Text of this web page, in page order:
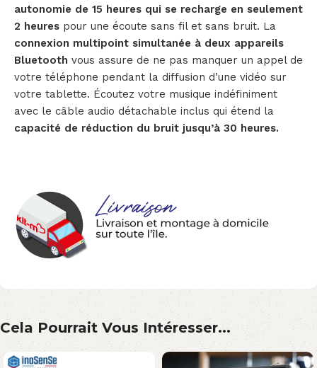
autonomie de 15 heures qui se recharge en seulement
2 heures pour une écoute sans fil et sans bruit. La
connexion multipoint simultanée à deux appareils
Bluetooth vous assure de ne pas manquer un appel de
votre téléphone pendant la diffusion d’une vidéo sur
votre tablette. Écoutez votre musique indéfiniment
avec le câble audio détachable inclus qui étend la
capacité de réduction du bruit jusqu’à 30 heures.
Cela Pourrait Vous Intéresser...